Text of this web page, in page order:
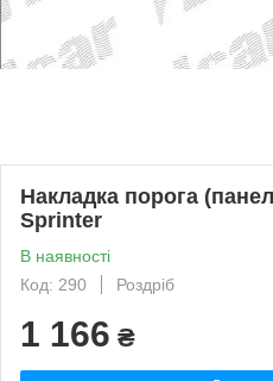
Накладка порога
Sprinter
В наявності
Код: 290
Роздріб
1 166 ₴